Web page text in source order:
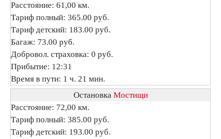
Расстояние: 61,00 км.
Тариф полный: 365.00 руб.
Тариф детский: 183.00 руб.
Багаж: 73.00 руб.
Добровол. страховка: 0 руб.
Прибытие: 12:31
Время в пути: 1 ч. 21 мин.
Остановка Мостищи
Расстояние: 72,00 км.
Тариф полный: 385.00 руб.
Тариф детский: 193.00 руб.